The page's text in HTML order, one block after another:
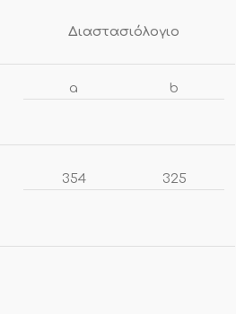
Διαστασιόλογιο
a b
354 325